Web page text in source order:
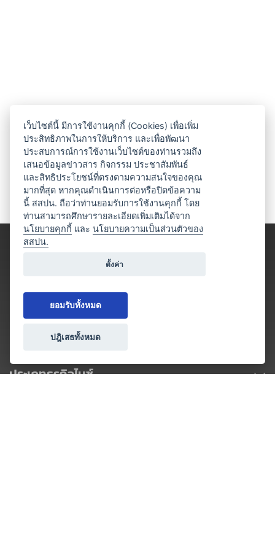
ประเภทธุรกิจไมซ์
เว็บไซต์นี้ มีการใช้งานคุกกี้ (Cookies) เพื่อเพิ่ม
ประสิทธิภาพในการให้บริการ และเพื่อพัฒนา
ประสบการณ์การใช้งานเว็บไซต์ของท่านรวมถึง
เสนอข้อมูลข่าวสาร กิจกรรม ประชาสัมพันธ์
และสิทธิประโยชน์ที่ตรงตามความสนใจของคุณ
มากที่สุด หากคุณดำเนินการต่อหรือปิดข้อความ
นี้ สสปน. ถือว่าท่านยอมรับการใช้งานคุกกี้ โดย
ท่านสามารถศึกษารายละเอียดเพิ่มเติมได้จาก
นโยบายคุกกี้ และนโยบายความเป็นส่วนตัวของ
สสปน.
ตั้งค่า
ยอมรับทั้งหมด
ปฎิเสธทั้งหมด